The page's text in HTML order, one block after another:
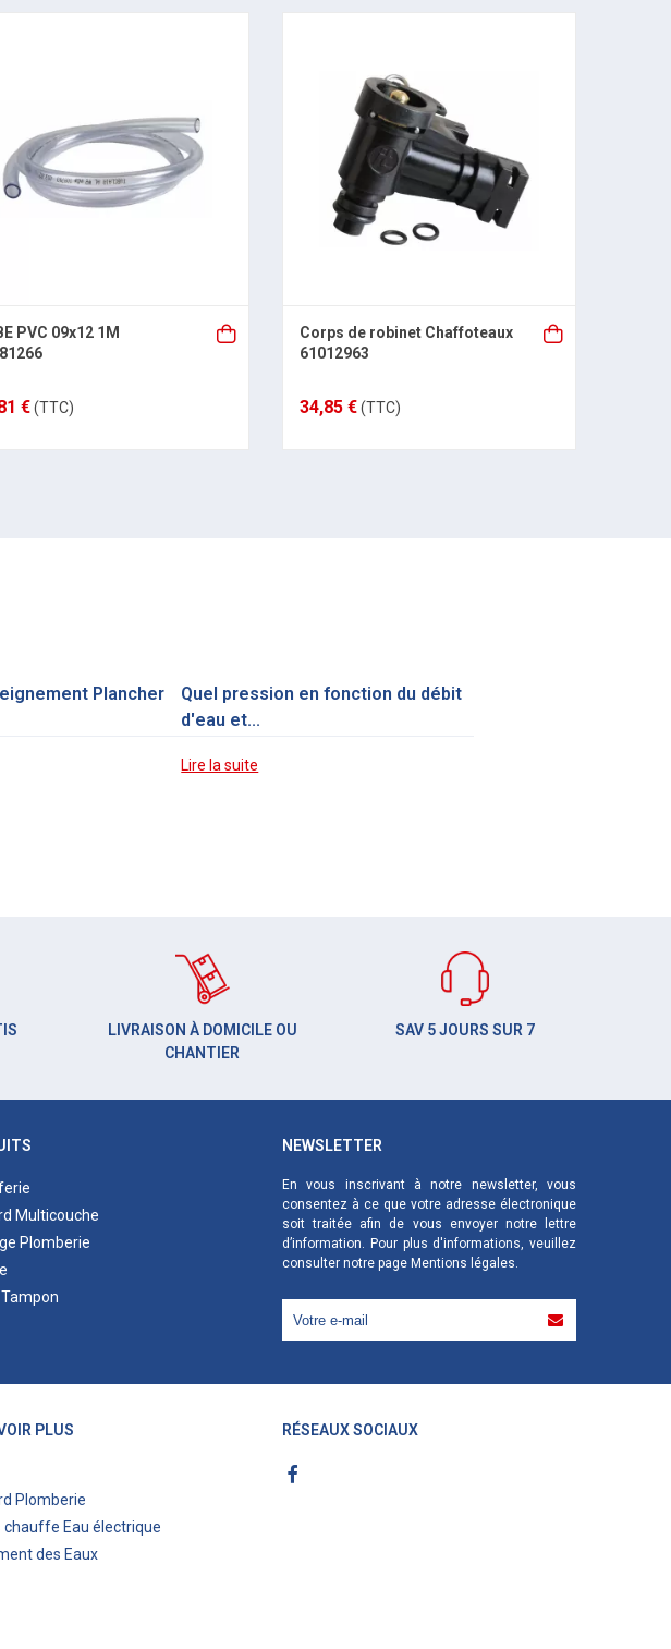
PVC 09x12 1M
€(TTC)
Corps de robinet Chaffoteaux
61012963
34,85 €(TTC)
Plancher
Quel pression en fonction du débit
d'eau et...
Lire la suite
LIVRAISON À DOMICILE OU
CHANTIER
SAV 5 JOURS SUR 7
Multicouche
Plomberie
NEWSLETTER
En vous inscrivant à notre newsletter, vous
consentez à ce que votre adresse électronique
soit traitée afin de vous envoyer notre lettre
d’information. Pour plus d'informations, veuillez
consulter notre page Mentions légales.
PLUS
Plomberie
chauffe Eau électrique
des Eaux
RÉSEAUX SOCIAUX